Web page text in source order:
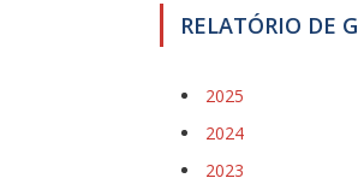
RELATÓRIO DE
2025
2024
2023